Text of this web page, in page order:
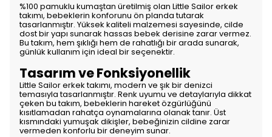
%100 pamuklu kumaştan üretilmiş olan Little Sailor erkek
takımı, bebeklerin konforunu ön planda tutarak
tasarlanmıştır. Yüksek kaliteli malzemesi sayesinde, cilde
dost bir yapı sunarak hassas bebek derisine zarar vermez.
Bu takım, hem şıklığı hem de rahatlığı bir arada sunarak,
günlük kullanım için ideal bir seçenektir.
Tasarım ve Fonksiyonellik
Little Sailor erkek takımı, modern ve şık bir denizci
temasıyla tasarlanmıştır. Renk uyumu ve detaylarıyla dikkat
çeken bu takım, bebeklerin hareket özgürlüğünü
kısıtlamadan rahatça oynamalarına olanak tanır. Üst
kısmındaki yumuşak dikişler, bebeğinizin cildine zarar
vermeden konforlu bir deneyim sunar.